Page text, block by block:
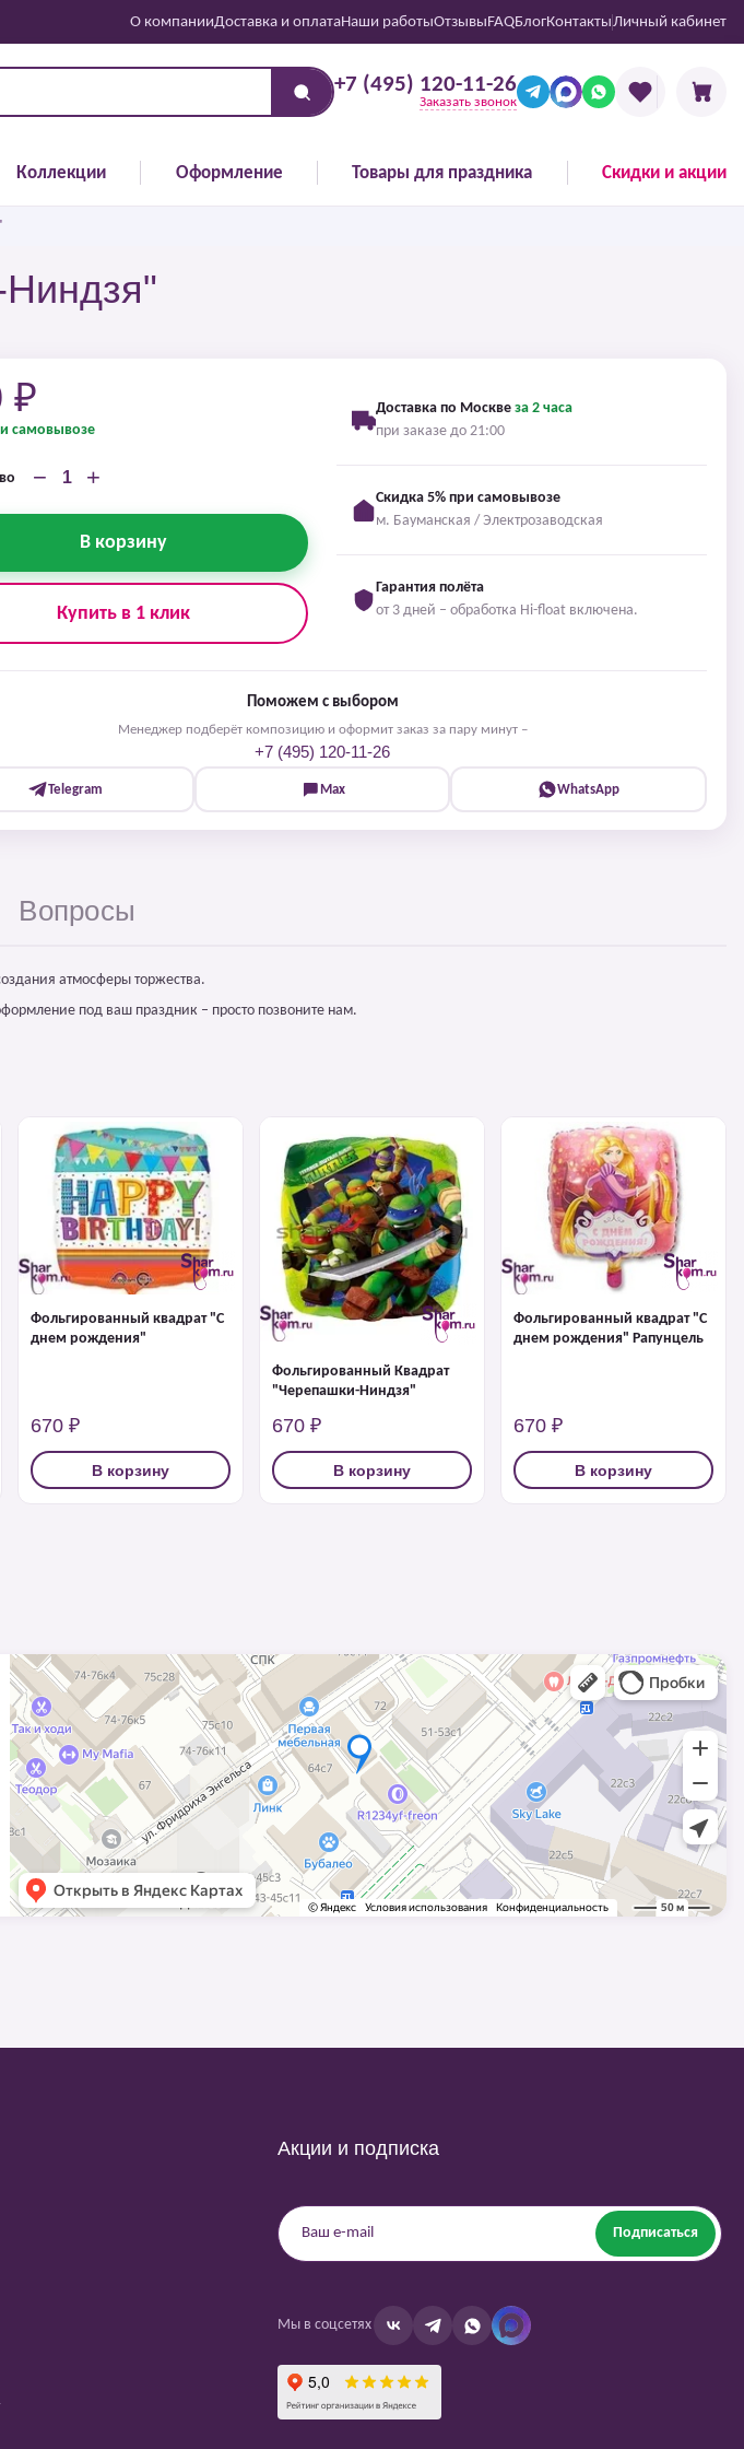
О компанииДоставка и оплатаНаши работыОтзывыFAQБлогКонтактыЛичный кабинет
+7 (495) 120-11-26
Заказать звонок
Коллекции Оформление Товары для праздника Скидки и акции
₽
самовывозе
− +
В корзину
Купить в 1 клик
Доставка по Москве за 2 часа
при заказе до 21:00
Скидка 5% при самовывозе
м. Бауманская / Электрозаводская
Гарантия полёта
от 3 дней – обработка Hi-float включена.
Поможем с выбором
Менеджер подберёт композицию и оформит заказ за пару минут –
+7 (495) 120-11-26
Telegram Max WhatsApp
Вопросы
атмосферы торжества.
под ваш праздник – просто позвоните нам.
Фольгированный квадрат "С
днем рождения"
670 ₽
В корзину
Фольгированный Квадрат
"Черепашки-Ниндзя"
670 ₽
В корзину
Фольгированный квадрат "С
днем рождения" Рапунцель
670 ₽
В корзину
Акции и подписка
Подписаться
Мы в соцсетях